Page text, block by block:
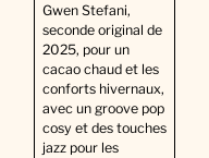
Gwen Stefani,
seconde original de
2025, pour un
cacao chaud et les
conforts hivernaux,
avec un groove pop
cosy et des touches
jazz pour les